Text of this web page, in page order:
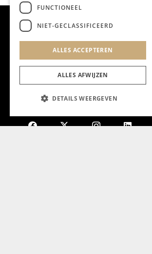
FUNCTIONEEL
NIET-GECLASSIFICEERD
ALLES ACCEPTEREN
ALLES AFWIJZEN
DETAILS WEERGEVEN